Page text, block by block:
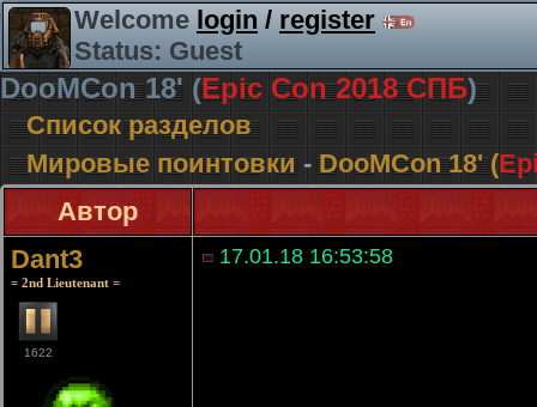
Welcome login/register
Status: Guest
DooMCon 18' (Epic Con 2018 СПБ)
Список разделов
Мировые поинтовки-DooMCon 18' (
Автор
Dant3
= 2nd Lieutenant =
1622
17.01.18 16:53:58